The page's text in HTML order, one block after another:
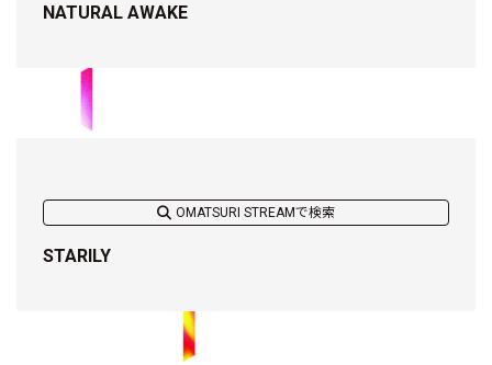
NATURAL AWAKE
OMATSURI STREAMで検索
STARILY